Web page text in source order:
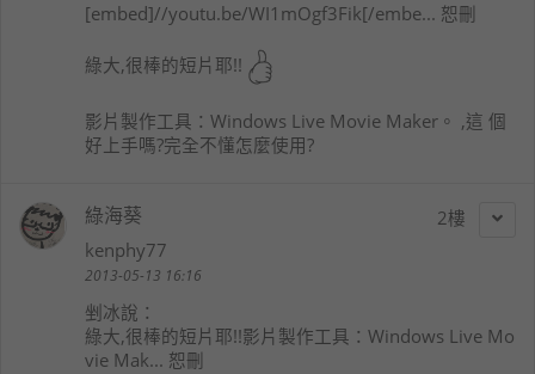
[embed]//youtu.be/WI1mOgf3Fik[/embe... 恕刪
綠大,很棒的短片耶!!
影片製作工具：Windows Live Movie Maker。 ,這 個
好上手嗎?完全不懂怎麼使用?
2
綠海葵
kenphy77
2013-05-13 16:16
剉冰說：
綠大,很棒的短片耶!!影片製作工具：Windows Live Mo
vie Mak... 恕刪